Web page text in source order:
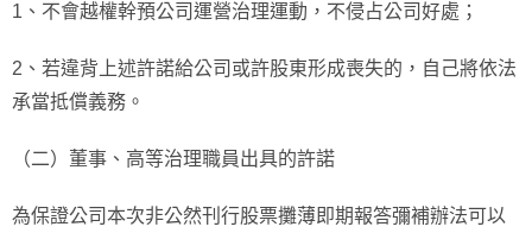
1、不會越權幹預公司運營治理運動，不侵占公司好處；
2、若違背上述許諾給公司或許股東形成喪失的，自己將依法
承當抵償義務。
（二）董事、高等治理職員出具的許諾
為保證公司本次非公然刊行股票攤薄即期報答彌補辦法可以